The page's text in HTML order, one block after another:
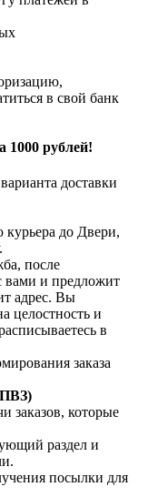
в свой банк
1000 рублей!
доставки
курьера до Двери,
после
вами и предложит
адрес. Вы
целостность и
в
заказа
заказов, которые
раздел и
посылки для